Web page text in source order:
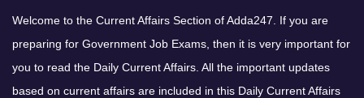
Welcome to the Current Affairs Section of Adda247. If you are
preparing for Government Job Exams, then it is very important for
you to read the Daily Current Affairs. All the important updates
based on current affairs are included in this Daily Current Affairs